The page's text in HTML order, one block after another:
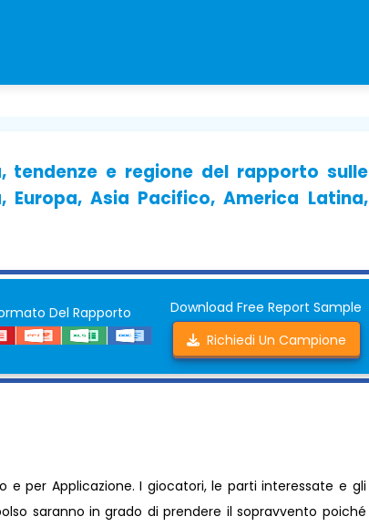
tendenze e regione del rapporto sulle
Asia Pacifico, America Latina,
Del Rapporto
Download Free Report Sample
Richiedi Un Campione
per Applicazione. I giocatori, le parti interessate e gli
saranno in grado di prendere il sopravvento poiché